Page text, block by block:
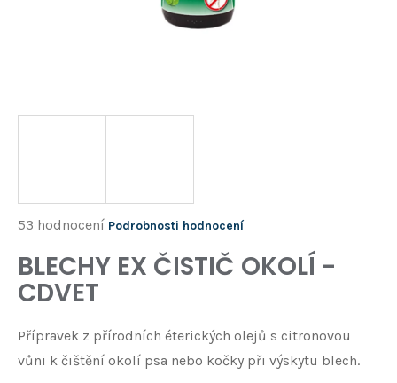
Průměrné
produktu
je
53 hodnocení Podrobnosti hodnocení
BLECHY EX ČISTIČ OKOLÍ -
CDVET
Přípravek z přírodních éterických olejů s citronovou
vůni k čištění okolí psa nebo kočky při výskytu blech.
p
o
u
č
u
e
m